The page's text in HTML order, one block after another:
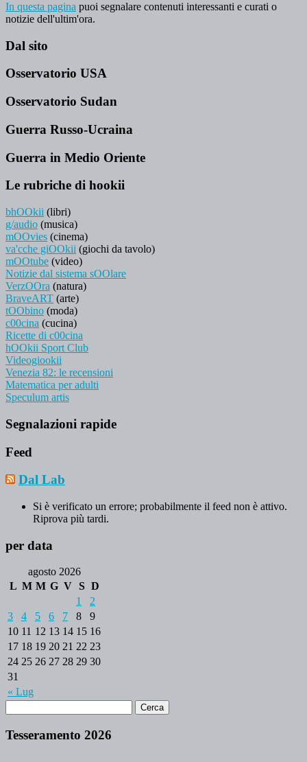
In questa pagina puoi segnalare contenuti interessanti e curati o
notizie dell'ultim'ora.
Dal sito
Osservatorio USA
Osservatorio Sudan
Guerra Russo-Ucraina
Guerra in Medio Oriente
Le rubriche di hookii
bhOOkii (libri)
g/audio (musica)
mOOvies (cinema)
va'cche giOOkii (giochi da tavolo)
mOOtube (video)
Notizie dal sistema sOOlare
VerzOOra (natura)
BraveART (arte)
tOObino (moda)
c00cina (cucina)
Ricette di c00cina
hOOkii Sport Club
Videogiookii
Venezia 82: le recensioni
Matematica per adulti
Speculum artis
Segnalazioni rapide
Feed
Dal Lab
Si è verificato un errore; probabilmente il feed non è attivo.
Riprova più tardi.
per data
agosto 2026
L M M G V S D
« Lug
1
2
3
4 5 6 7 8
9
10 11 12 13 14 15 16
17 18 19 20 21 22 23
24 25 26 27 28 29 30
31
Tesseramento 2026